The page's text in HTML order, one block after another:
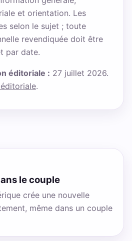
et orientation. Les
selon le sujet ; toute
revendiquée doit être
par date.
éditoriale : 27 juillet 2026.
.
le couple
crée une nouvelle
même dans un couple